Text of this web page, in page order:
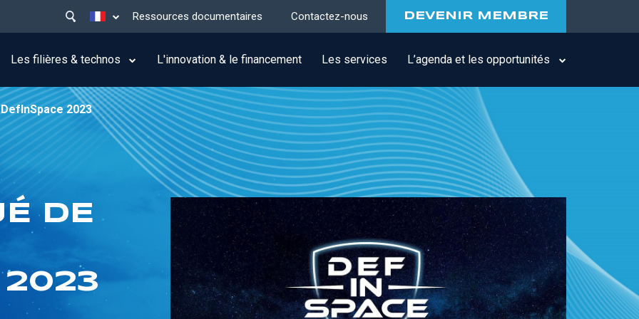
Lister les actions supplémentaires
menu
top
Ressources documentaires Contactez-nous DEVENIR MEMBRE
Les filières & technos L'innovation & le financement Les services L’agenda et les opportunités
2023
DE
2023